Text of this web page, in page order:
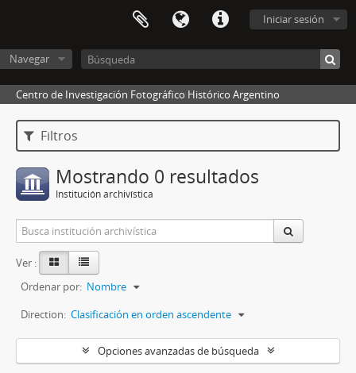
Iniciar sesión
Navegar
Centro de Investigación Fotográfico Histórico Argentino
Filtros
Mostrando 0 resultados
Institución archivística
Ver :
Ordenar por: Nombre
Direction: Clasificación en orden ascendente
Opciones avanzadas de búsqueda